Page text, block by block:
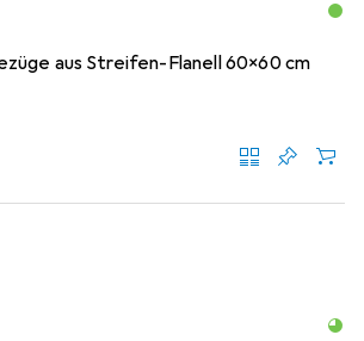
aus Streifen-Flanell 60x60 cm